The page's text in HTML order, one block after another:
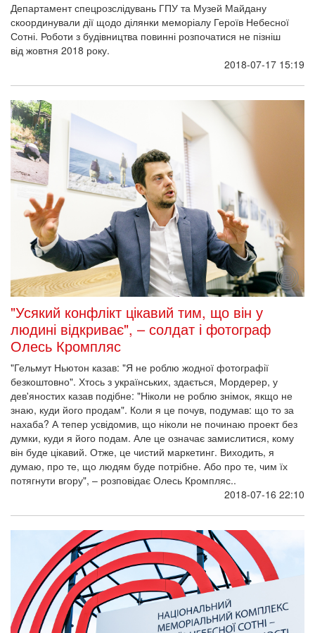
Департамент спецрозслідувань ГПУ та Музей Майдану
скоординували дії щодо ділянки меморіалу Героїв Небесної
Сотні. Роботи з будівництва повинні розпочатися не пізніш
від жовтня 2018 року.
2018-07-17 15:19
"Усякий конфлікт цікавий тим, що він у
людині відкриває", – солдат і фотограф
Олесь Кромпляс
"Гельмут Ньютон казав: "Я не роблю жодної фотографії
безкоштовно". Хтось з українських, здається, Мордерер, у
дев'яностих казав подібне: "Ніколи не роблю знімок, якщо не
знаю, куди його продам". Коли я це почув, подумав: що то за
нахаба? А тепер усвідомив, що ніколи не починаю проект без
думки, куди я його подам. Але це означає замислитися, кому
він буде цікавий. Отже, це чистий маркетинг. Виходить, я
думаю, про те, що людям буде потрібне. Або про те, чим їх
потягнути вгору", – розповідає Олесь Кромпляс.. ​
2018-07-16 22:10